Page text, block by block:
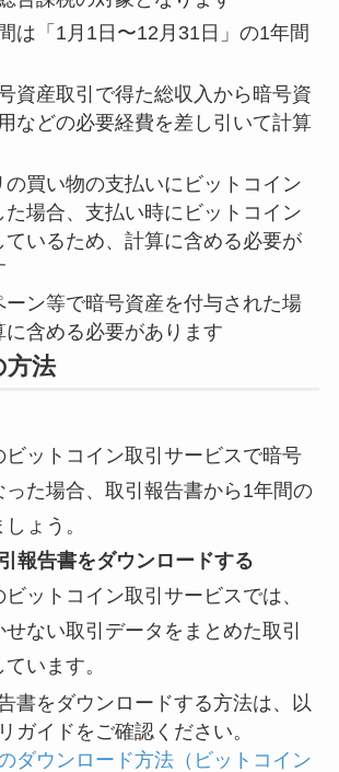
は「1月1日〜12月31日」の1年間
資産取引で得た総収入から暗号資
などの必要経費を差し引いて計算
の買い物の支払いにビットコイン
た場合、支払い時にビットコイン
ているため、計算に含める必要が
ーン等で暗号資産を付与された場
に含める必要があります
方法
ビットコイン取引サービスで暗号
った場合、取引報告書から1年間の
ょう。
報告書をダウンロードする
ビットコイン取引サービスでは、
ない取引データをまとめた取引
います。
書をダウンロードする方法は、以
ガイドをご確認ください。
ダウンロード方法（ビットコイン